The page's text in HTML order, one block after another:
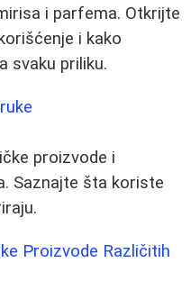
i parfema. Otkrijte
i kako
svaku priliku.
proizvode i
Saznajte šta koriste
Proizvode Različitih